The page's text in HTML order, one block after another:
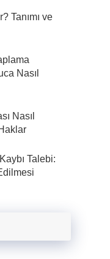
Tanımı ve
Nasıl
Nasıl
Talebi: